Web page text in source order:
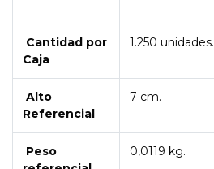
Cantidad por
Caja
1.250 unidades.
Alto
Referencial
7 cm.
Peso
0,0119 kg.